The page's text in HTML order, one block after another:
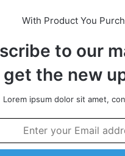
With Product You
to our
the new
Lorem ipsum dolor sit amet,